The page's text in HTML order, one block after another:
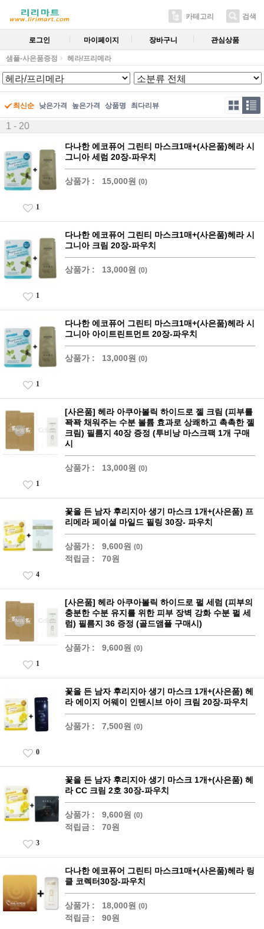
카테고리 검색
로그인 마이페이지 장바구니 관심상품
샘플-사은품증정 헤라/프리메라
최신순 낮은가격 높은가격 상품명 최다리뷰
1 - 20
다나한 에코퓨어 그린티 마스크1매+(사은품)헤라 시
그니아 세럼 20장-파우치
상품가 : 15,000원 (0)
1
다나한 에코퓨어 그린티 마스크1매+(사은품)헤라 시
그니아 크림 20장-파우치
상품가 : 13,000원 (0)
1
다나한 에코퓨어 그린티 마스크1매+(사은품)헤라 시
그니아 아이트린트먼트 20장-파우치
상품가 : 13,000원 (0)
1
[사은품] 헤라 아쿠아볼릭 하이드로 젤 크림 (피부를
꽉꽉 채워주는 수분 볼륨 효과로 상쾌하고 촉촉한 젤
크림) 필름지 40장 증정 (투비낭 마스크팩 1개 구매
시
상품가 : 13,000원 (0)
1
꽃을 든 남자 후리지아 생기 마스크 1개+(사은품) 프
리메라 페이셜 마일드 필링 30장- 파우치
상품가 : 9,600원 (0)
적립금 : 70원
4
[사은품] 헤라 아쿠아볼릭 하이드로 펄 세럼 (피부의
충분한 수분 유지를 위한 피부 장벽 강화 수분 펄 세
럼) 필름지 36 증정 (골드앰플 구매시)
상품가 : 9,600원 (0)
1
꽃을 든 남자 후리지아 생기 마스크 1개+(사은품) 헤
라 에이지 어웨이 인텐시브 아이 크림 20장-파우치
상품가 : 7,500원 (0)
0
꽃을 든 남자 후리지아 생기 마스크 1개+(사은품) 헤
라 CC 크림 2호 30장-파우치
상품가 : 9,600원 (0)
적립금 : 70원
3
다나한 에코퓨어 그린티 마스크1매+(사은품)헤라 링
클 코렉터30장-파우치
상품가 : 18,000원 (0)
적립금 : 90원